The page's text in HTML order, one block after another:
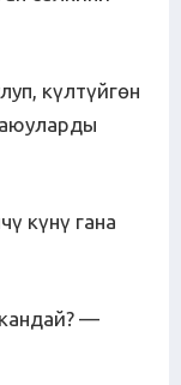
күлтүйгөн
аюуларды
күнү гана
—